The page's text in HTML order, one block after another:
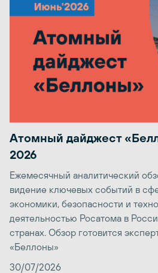
Атомный дайджест
2026
Ежемесячный аналитический
видение ключевых событий в
экономики, безопасности и
деятельностью Росатома в
странах. Обзор готовится
«Беллоны»
30/07/2026